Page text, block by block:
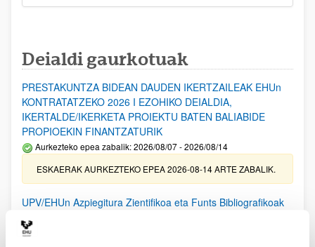
Deialdi gaurkotuak
PRESTAKUNTZA BIDEAN DAUDEN IKERTZAILEAK EHUn
KONTRATATZEKO 2026 I EZOHIKO DEIALDIA,
IKERTALDE/IKERKETA PROIEKTU BATEN BALIABIDE
PROPIOEKIN FINANTZATURIK
Aurkezteko epea zabalik: 2026/08/07 - 2026/08/14
ESKAERAK AURKEZTEKO EPEA 2026-08-14 ARTE ZABALIK.
UPV/EHUn Azpiegitura Zientifikoa eta Funts Bibliografikoak